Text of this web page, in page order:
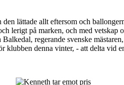
lättade allt eftersom och
lerigt på marken, och med
regerande svenske
klubben denna vinter, - att delta vid